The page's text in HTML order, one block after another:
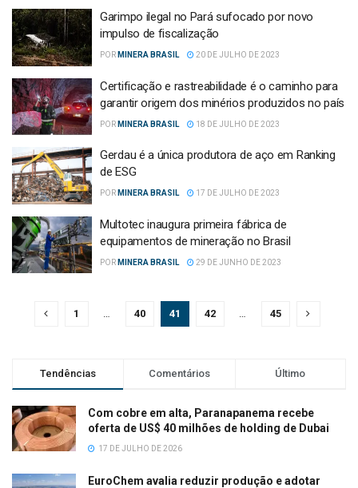
Garimpo ilegal no Pará sufocado por novo
impulso de fiscalização
POR MINERA BRASIL 20 DE JULHO DE 2023
Certificação e rastreabilidade é o caminho para
garantir origem dos minérios produzidos no país
POR MINERA BRASIL 18 DE JULHO DE 2023
Gerdau é a única produtora de aço em Ranking
de ESG
POR MINERA BRASIL 17 DE JULHO DE 2023
Multotec inaugura primeira fábrica de
equipamentos de mineração no Brasil
POR MINERA BRASIL 29 DE JUNHO DE 2023
1 … 40 41 42 … 45
Tendências Comentários Último
Com cobre em alta, Paranapanema recebe
oferta de US$ 40 milhões de holding de Dubai
17 DE JULHO DE 2026
EuroChem avalia reduzir produção e adotar